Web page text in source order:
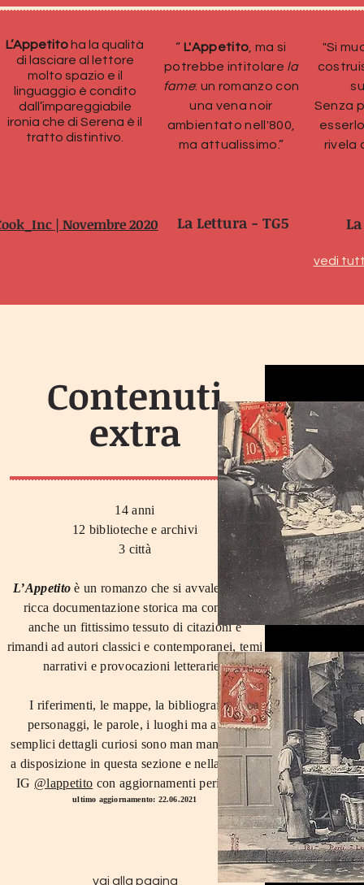
L’Appetito ha la qualità
di lasciare al lettore
molto spazio e il
linguaggio è condito
dall’impareggiabile
ironia che di Serena è il
tratto distintivo.
| Novembre 2020
“ L'Appetito , ma si
potrebbe intitolare la
fame: un romanzo con
una vena noir
ambientato nell'800,
ma attualissimo.”
La Lettura - TG5
"Si
Senza
rivela
vedi
Contenuti
extra
14 anni
12 biblioteche e archivi
3 città
L’Appetito è un romanzo che si avvale di una
ricca documentazione storica ma contiene
anche un fittissimo tessuto di citazioni e
rimandi ad autori classici e contemporanei, temi
narrativi e provocazioni letterarie.
I riferimenti, le mappe, la bibliografia, i
personaggi, le parole, i luoghi ma anche
semplici dettagli curiosi sono man mano messi
a disposizione in questa sezione e nella pagina
IG @lappetito con aggiornamenti periodici.
ultimo aggiornamento: 22.06.2021
vai alla pagina